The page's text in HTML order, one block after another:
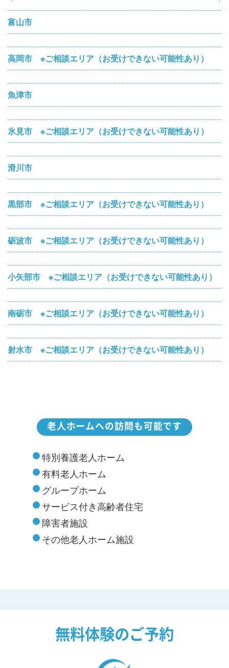
富山市
高岡市 ※ご相談エリア（お受けできない可能性あり）
魚津市
氷見市 ※ご相談エリア（お受けできない可能性あり）
滑川市
黒部市 ※ご相談エリア（お受けできない可能性あり）
砺波市 ※ご相談エリア（お受けできない可能性あり）
小矢部市 ※ご相談エリア（お受けできない可能性あり）
南砺市 ※ご相談エリア（お受けできない可能性あり）
射水市 ※ご相談エリア（お受けできない可能性あり）
老人ホームへの訪問も可能です
特別養護老人ホーム
有料老人ホーム
グループホーム
サービス付き高齢者住宅
障害者施設
その他老人ホーム施設
無料体験のご予約